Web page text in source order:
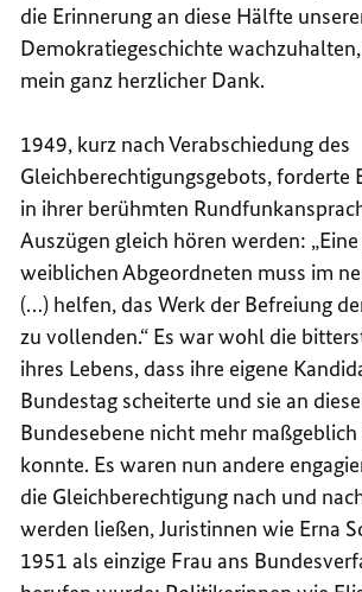
die Erinnerung an diese Hälfte
Demokratiegeschichte
mein ganz herzlicher Dank.
1949, kurz nach Verabschiedung des
Gleichberechtigungsgebots, forderte
in ihrer berühmten
Auszügen gleich hören werden:
weiblichen Abgeordneten muss im
(…) helfen, das Werk der Befreiung
zu vollenden.“ Es war wohl die
ihres Lebens, dass ihre eigene
Bundestag scheiterte und sie an
Bundesebene nicht mehr
konnte. Es waren nun andere
die Gleichberechtigung nach und
werden ließen, Juristinnen wie Erna
1951 als einzige Frau ans